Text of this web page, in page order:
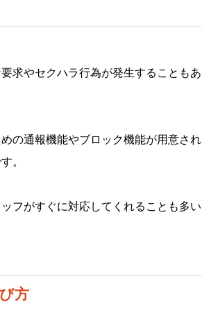
求やセクハラ行為が発生することもあ
の通報機能やブロック機能が用意され
。
フがすぐに対応してくれることも多い
方